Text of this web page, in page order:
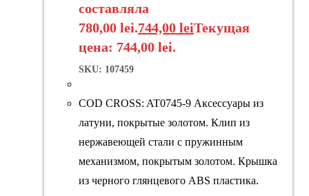
составляла
780,00 lei.744,00 leiТекущая
цена: 744,00 lei.
SKU: 107459
COD CROSS: AT0745-9 Аксессуары из
латуни, покрытые золотом. Клип из
нержавеющей стали с пружинным
механизмом, покрытым золотом. Крышка
из черного глянцевого ABS пластика.